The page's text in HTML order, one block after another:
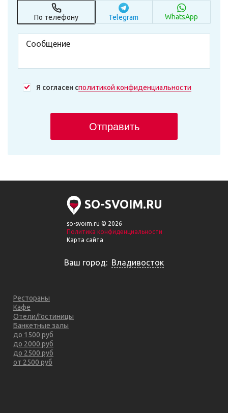
По телефону Telegram WhatsApp
Я согласен сполитикой конфиденциальности
Отправить
SO-SVOIM.RU
so-svoim.ru © 2026
Политика конфиденциальности
Карта сайта
Ваш город: Владивосток
Рестораны
Кафе
Отели/Гостиницы
Банкетные залы
до 1500 руб
до 2000 руб
до 2500 руб
от 2500 руб